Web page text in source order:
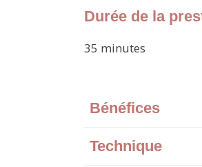
Durée de la
35 minutes
Bénéfices
Perte de
Technique